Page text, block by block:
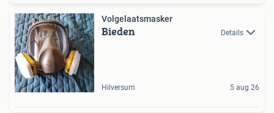
Volgelaatsmasker
Bieden Details
Hilversum 5 aug 26